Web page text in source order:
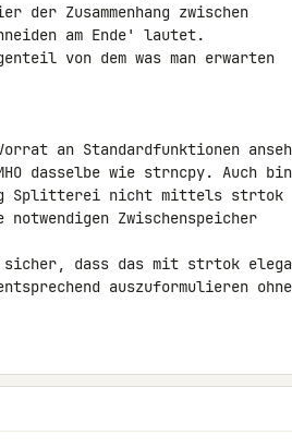
Zusammenhang zwischen
am Ende' lautet.
von dem was man erwarten
an Standardfunktionen
dasselbe wie strncpy. Auch
Splitterei nicht mittels strtok
Zwischenspeicher
dass das mit strtok
auszuformulieren